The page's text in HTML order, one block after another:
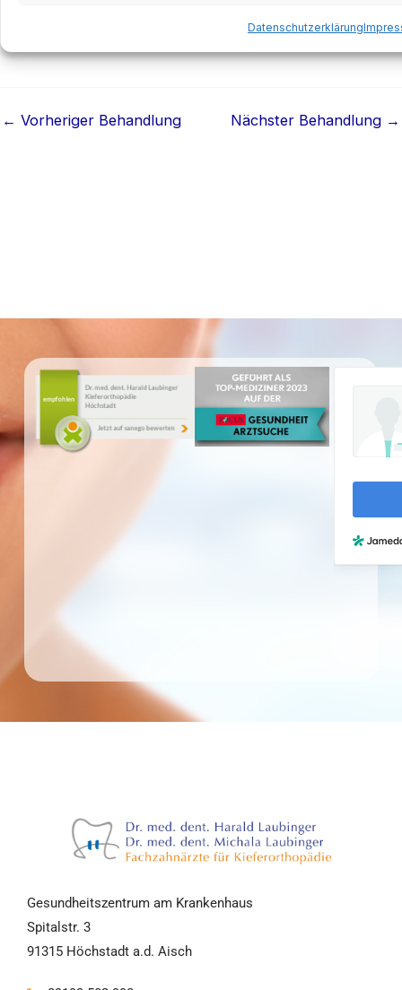
Datenschutzerklärung
← Vorheriger Behandlung Nächster Behandlung →
Gesundheitszentrum am Krankenhaus
Spitalstr. 3
91315 Höchstadt a.d. Aisch